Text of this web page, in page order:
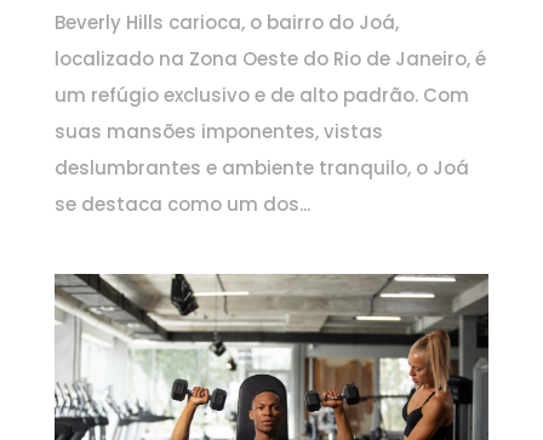
Beverly Hills carioca, o bairro do Joá,
localizado na Zona Oeste do Rio de Janeiro, é
um refúgio exclusivo e de alto padrão. Com
suas mansões imponentes, vistas
deslumbrantes e ambiente tranquilo, o Joá
se destaca como um dos...